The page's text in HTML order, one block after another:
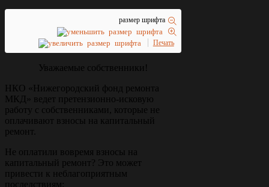
размер шрифта
Печать
Уважаемые собственники!
НКО «Нижегородский фонд ремонта
МКД» ведет претензионно-исковую
работу с собственниками, которые не
оплачивают взносы на капитальный
ремонт.
Не оплатили вовремя взносы на
капитальный ремонт? Это может
привести к неблагоприятным
последствиям: